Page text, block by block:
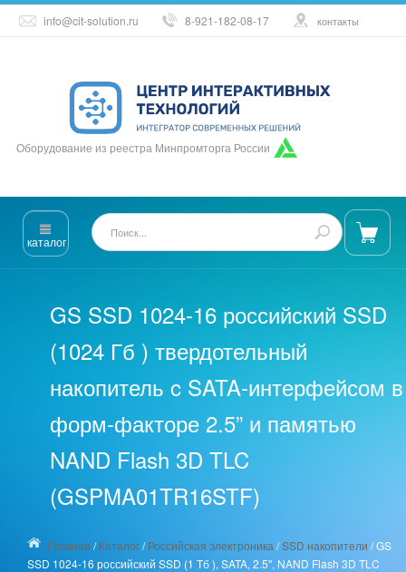
info@cit-solution.ru 8-921-182-08-17 контакты
Оборудование из реестра Минпромторга России
каталог
GS SSD 1024-16 российский SSD
(1024 Гб ) твердотельный
накопитель c SATA-интерфейсом в
форм-факторе 2.5” и памятью
NAND Flash 3D TLC
(GSPMA01TR16STF)
Главная /Каталог/Российская электроника /SSD накопители /GS
SSD 1024-16 российский SSD (1 Тб ), SATA, 2.5'', NAND Flash 3D TLC